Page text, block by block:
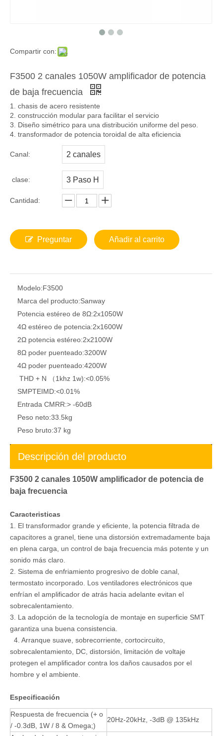
Compartir con:
F3500 2 canales 1050W amplificador de potencia
de baja frecuencia
1. chasis de acero resistente
2. construcción modular para facilitar el servicio
3. Diseño simétrico para una distribución uniforme del peso.
4. transformador de potencia toroidal de alta eficiencia
Canal: 2 canales
clase: 3 Paso H
Cantidad:
Preguntar Añadir al carrito
Modelo:F3500
Marca del producto:Sanway
Potencia estéreo de 8Ω:2x1050W
4Ω estéreo de potencia:2x1600W
2Ω potencia estéreo:2x2100W
8Ω poder puenteado:3200W
4Ω poder puenteado:4200W
THD + N （1khz 1w):<0.05%
SMPTEIMD:<0.01%
Entrada CMRR:> -60dB
Peso neto:33.5kg
Peso bruto:37 kg
Descripción del producto
F3500 2 canales 1050W amplificador de potencia de
baja frecuencia
Caracteristicas
1. El transformador grande y eficiente, la potencia filtrada de
capacitores a granel, tiene una distorsión extremadamente baja
en plena carga, un control de baja frecuencia más potente y un
sonido más claro.
2. Sistema de enfriamiento progresivo de doble canal,
termostato incorporado. Los ventiladores electrónicos que
enfrían el amplificador de atrás hacia adelante evitan el
sobrecalentamiento.
3. La adopción de la tecnología de montaje en superficie SMT
garantiza una buena consistencia.
4. Arranque suave, sobrecorriente, cortocircuito,
sobrecalentamiento, DC, distorsión, limitación de voltaje
protegen el amplificador contra los daños causados ​​por el
hombre y el ambiente.
Especificación
Respuesta de frecuencia (+ o
/ -0.3dB, 1W / 8 & Omega;)
20Hz-20kHz, -3dB @ 135kHz